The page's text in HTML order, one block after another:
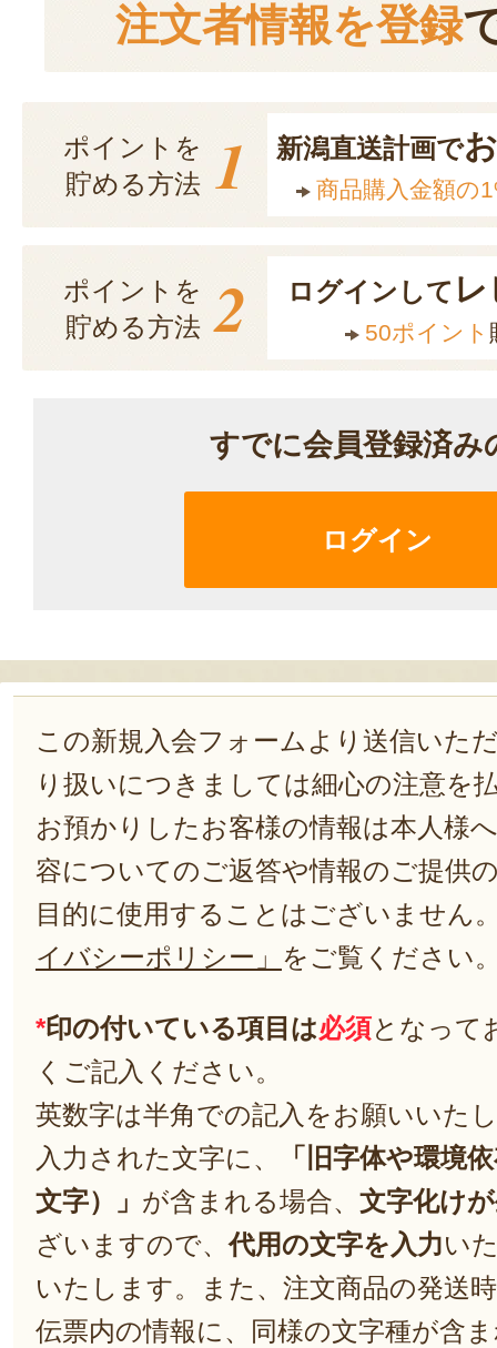
注文者情報を登録
ポイントを
貯める方法 1 新潟直送計画で
商品購入金額の
ポイントを
貯める方法 2 ログインして
50ポイント
すでに会員登録済み
ログイン
この新規入会フォームより送信いた
り扱いにつきましては細心の注意を
お預かりしたお客様の情報は本人様
容についてのご返答や情報のご提供
目的に使用することはございません
イバシーポリシー」 をご覧ください
*印の付いている項目は必須となって
くご記入ください。
英数字は半角での記入をお願いいた
入力された文字に、
「旧字体や環境
文字）」 が含まれる場合、 文字化け
ざいますので、代用の文字を入力い
いたします。また、注文商品の発送
伝票内の情報に、同様の文字種が含